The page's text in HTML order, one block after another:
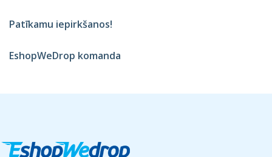
Patīkamu iepirkšanos!
EshopWeDrop komanda